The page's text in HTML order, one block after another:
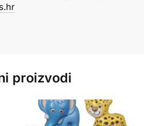
proizvodi